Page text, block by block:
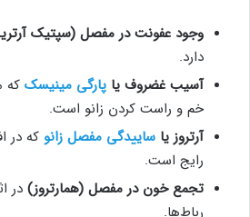
وجود عفونت در مفصل (سپتیک
دارد.
آسیب غضروف یا پارگی مینیسک که
خم و راست کردن زانو است.
آرتروز یا ساییدگی مفصل زانو که در
رایج است.
تجمع خون در مفصل (همارتروز) در